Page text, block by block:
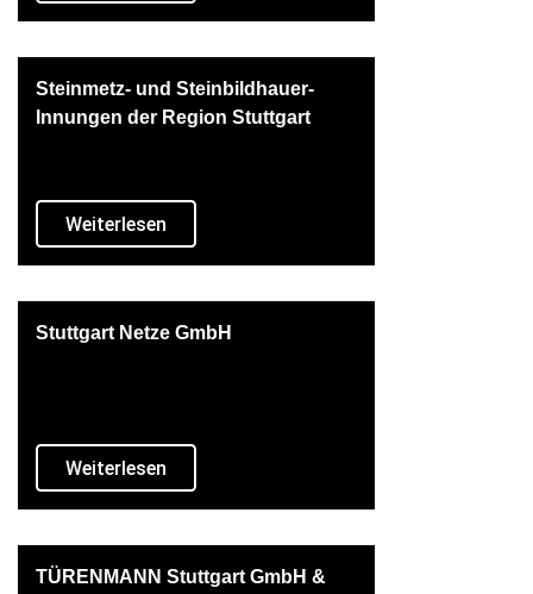
Steinmetz- und Steinbildhauer-
Innungen der Region Stuttgart
Weiterlesen
Stuttgart Netze GmbH
Weiterlesen
TÜRENMANN Stuttgart GmbH &